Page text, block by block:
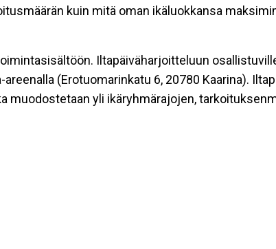
kuin mitä oman ikäluokkansa
Iltapäiväharjoitteluun
(Erotuomarinkatu 6, 20780 Kaarina).
muodostetaan yli ikäryhmärajojen,